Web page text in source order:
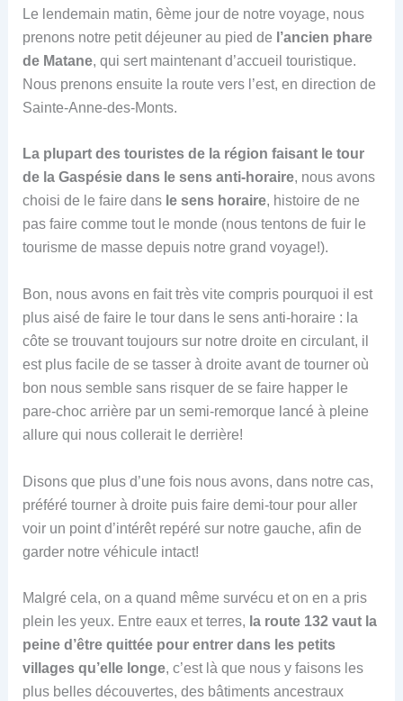
Le lendemain matin, 6ème jour de notre voyage, nous
prenons notre petit déjeuner au pied de l’ancien phare
de Matane, qui sert maintenant d’accueil touristique.
Nous prenons ensuite la route vers l’est, en direction de
Sainte-Anne-des-Monts.
La plupart des touristes de la région faisant le tour
de la Gaspésie dans le sens anti-horaire, nous avons
choisi de le faire dans le sens horaire, histoire de ne
pas faire comme tout le monde (nous tentons de fuir le
tourisme de masse depuis notre grand voyage!).
Bon, nous avons en fait très vite compris pourquoi il est
plus aisé de faire le tour dans le sens anti-horaire : la
côte se trouvant toujours sur notre droite en circulant, il
est plus facile de se tasser à droite avant de tourner où
bon nous semble sans risquer de se faire happer le
pare-choc arrière par un semi-remorque lancé à pleine
allure qui nous collerait le derrière!
Disons que plus d’une fois nous avons, dans notre cas,
préféré tourner à droite puis faire demi-tour pour aller
voir un point d’intérêt repéré sur notre gauche, afin de
garder notre véhicule intact!
Malgré cela, on a quand même survécu et on en a pris
plein les yeux. Entre eaux et terres, la route 132 vaut la
peine d’être quittée pour entrer dans les petits
villages qu’elle longe, c’est là que nous y faisons les
plus belles découvertes, des bâtiments ancestraux